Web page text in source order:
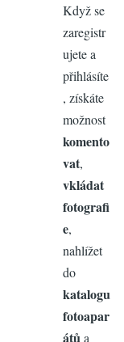
Když se
zaregistr
ujete a
přihlásíte
, získáte
možnost
komento
vat,
vkládat
fotografi
e,
nahlížet
do
katalogu
fotoapar
átů a